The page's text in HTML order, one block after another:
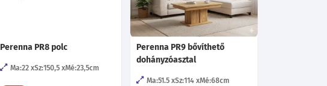
Perenna PR8 polc
Ma:22 Sz:150,5 Mé:23,5cm
Perenna PR9 bővíthető
dohányzóasztal
Ma:51.5 Sz:114 Mé:68cm